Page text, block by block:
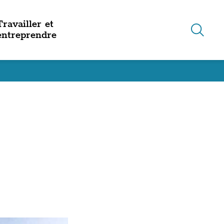
découvrir
menu de Vivre au quotidien
et
Accès au sous-menu de